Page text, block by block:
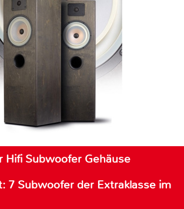
Hifi Subwoofer Gehäuse
7 Subwoofer der Extraklasse im